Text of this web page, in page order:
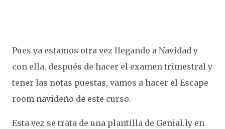
Pues ya estamos otra vez llegando a Navidad y
con ella, después de hacer el examen trimestral y
tener las notas puestas, vamos a hacer el Escape
room navideño de este curso.
Esta vez se trata de una plantilla de Genial.ly en